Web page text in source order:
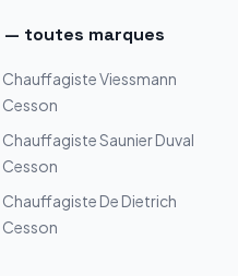
— toutes marques
ChauffagisteViessmann
Cesson
ChauffagisteSaunier Duval
Cesson
Chauffagiste De Dietrich
Cesson